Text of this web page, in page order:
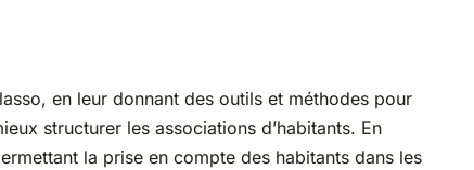
en leur donnant des outils et méthodes pour
structurer les associations d’habitants. En
la prise en compte des habitants dans les